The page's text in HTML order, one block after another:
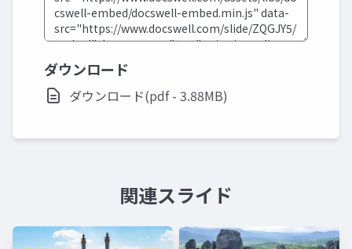
ダウンロード
ダウンロード(pdf - 3.88MB)
関連スライド